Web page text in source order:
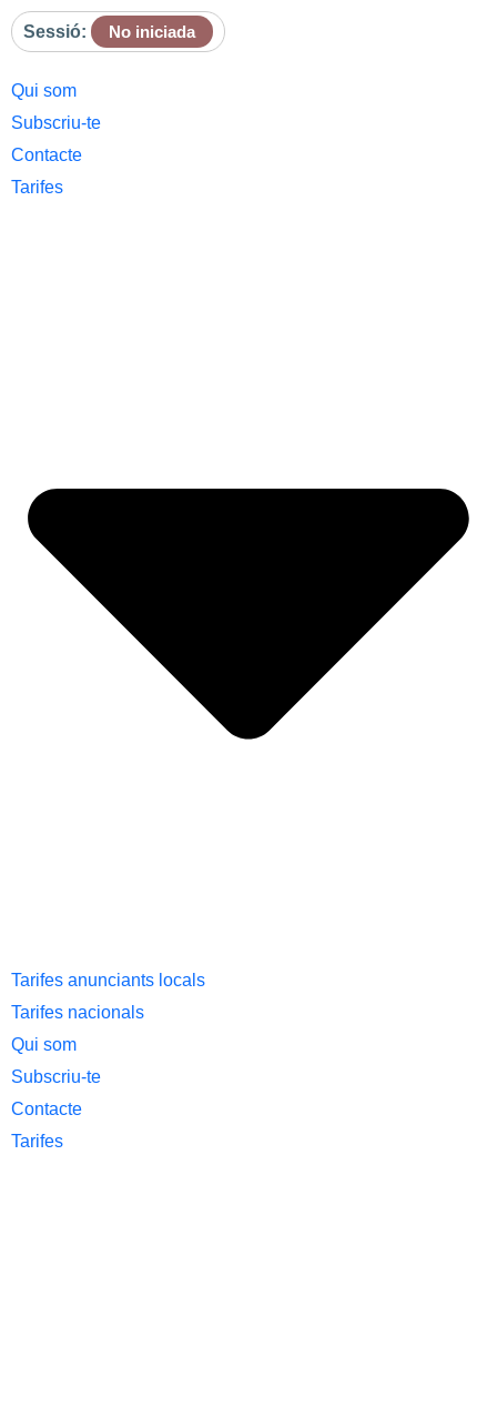
Sessió: No iniciada
Qui som
Subscriu-te
Contacte
Tarifes
Tarifes anunciants locals
Tarifes nacionals
Qui som
Subscriu-te
Contacte
Tarifes